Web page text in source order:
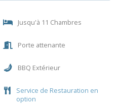
Jusqu'à 11 Chambres
Porte attenante
BBQ Extérieur
Service de Restauration en
option